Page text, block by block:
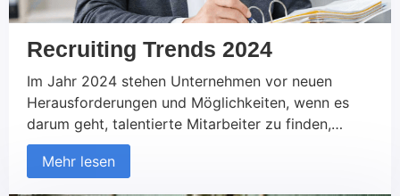
Recruiting Trends 2024
Im Jahr 2024 stehen Unternehmen vor neuen
Herausforderungen und Möglichkeiten, wenn es
darum geht, talentierte Mitarbeiter zu finden,
anzusprechen und zu binden. In diesem Artikel
werfen wir einen Blick auf die aktuellen Trends im
Mehr lesen